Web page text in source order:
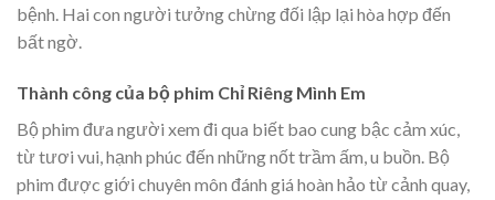
bệnh. Hai con người tưởng chừng đối lập lại hòa hợp đến
bất ngờ.
Thành công của bộ phim Chỉ Riêng Mình Em
Bộ phim đưa người xem đi qua biết bao cung bậc cảm xúc,
từ tươi vui, hạnh phúc đến những nốt trầm ấm, u buồn. Bộ
phim được giới chuyên môn đánh giá hoàn hảo từ cảnh quay,